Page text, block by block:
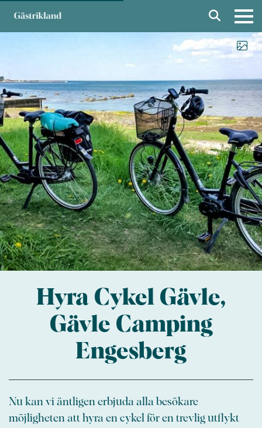
Hyra Cykel Gävle,
Gävle Camping
Engesberg
Nu kan vi äntligen erbjuda alla besökare
möjligheten att hyra en cykel för en trevlig utflykt